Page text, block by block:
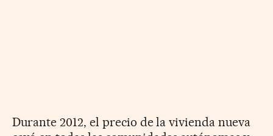
Durante 2012, el precio de la vivienda nueva